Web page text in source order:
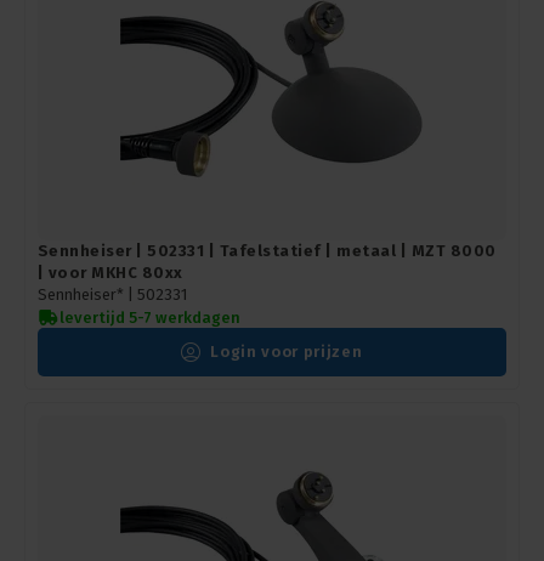
Sennheiser | 502331 | Tafelstatief | metaal | MZT 8000
| voor MKHC 80xx
Sennheiser* | 502331
levertijd 5-7 werkdagen
Login voor prijzen